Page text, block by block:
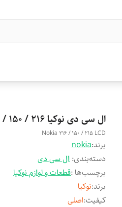
ال سی دی نوکیا 216 / 150 / 215
Nokia 216 / 150 / 215 LCD
برند:nokia
دسته‌بندی: ال سی دی
برچسب‌ها :قطعات و لوازم نوکیا
برند:نوکیا
کیفیت:اصلی